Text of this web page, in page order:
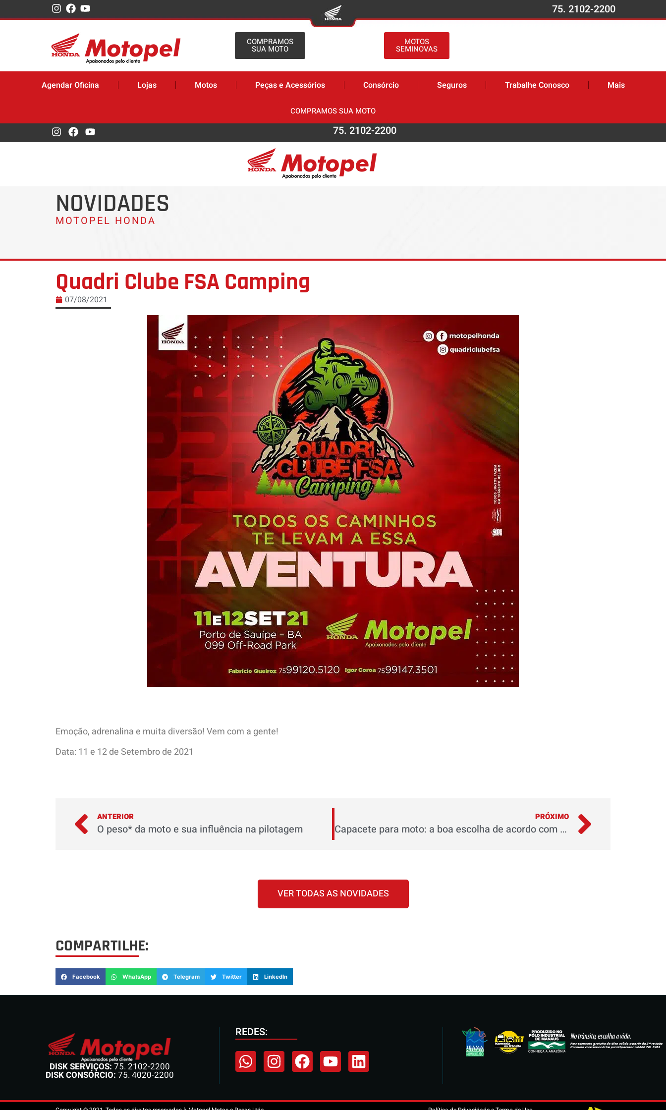
75. 2102-2200
COMPRAMOS
SUA MOTO
MOTOS
SEMINOVAS
Agendar Oficina Lojas Motos Peças e Acessórios Consórcio Seguros Trabalhe Conosco Mais
COMPRAMOS SUA MOTO
75. 2102-2200
NOVIDADES
MOTOPEL HONDA
Quadri Clube FSA Camping
07/08/2021
Emoção, adrenalina e muita diversão! Vem com a gente!
Data: 11 e 12 de Setembro de 2021
ANTERIOR
O peso* da moto e sua influência na pilotagem
PRÓXIMO
Capacete para moto: a boa escolha de acordo com a utilização
VER TODAS AS NOVIDADES
COMPARTILHE:
Facebook WhatsApp Telegram Twitter LinkedIn
DISK SERVIÇOS: 75. 2102-2200
DISK CONSÓRCIO: 75. 4020-2200
REDES: